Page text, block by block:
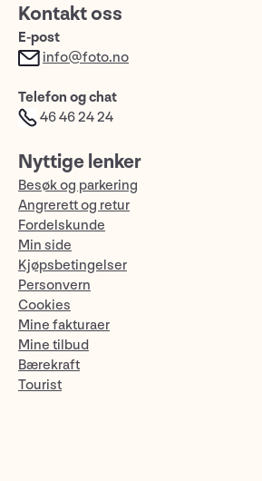
Kontakt oss
E-post
info@foto.no
Telefon og chat
46 46 24 24
Nyttige lenker
Besøk og parkering
Angrerett og retur
Fordelskunde
Min side
Kjøpsbetingelser
Personvern
Cookies
Mine fakturaer
Mine tilbud
Bærekraft
Tourist